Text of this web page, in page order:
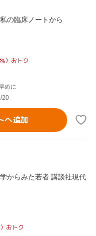
の臨床ノートから
）おトク
めに
20
へ追加
からみた若者 講談社現代
おトク